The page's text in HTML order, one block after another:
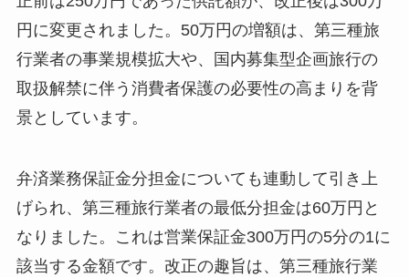
円に変更されました。50万円の増額は、第三種旅
行業者の事業規模拡大や、国内募集型企画旅行の
取扱解禁に伴う消費者保護の必要性の高まりを背
景としています。
弁済業務保証金分担金についても連動して引き上
げられ、第三種旅行業者の最低分担金は60万円と
なりました。これは営業保証金300万円の5分の1に
該当する金額です。改正の趣旨は、第三種旅行業